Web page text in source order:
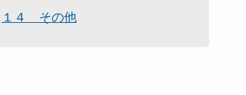
１４ その他